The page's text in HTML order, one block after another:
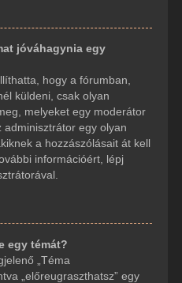
jóváhagynia egy
hogy a fórumban,
küldeni, csak olyan
melyeket egy moderátor
adminisztrátor egy olyan
a hozzászólásait át kell
információért, lépj
egy témát?
„Téma
„előreugraszthatsz” egy